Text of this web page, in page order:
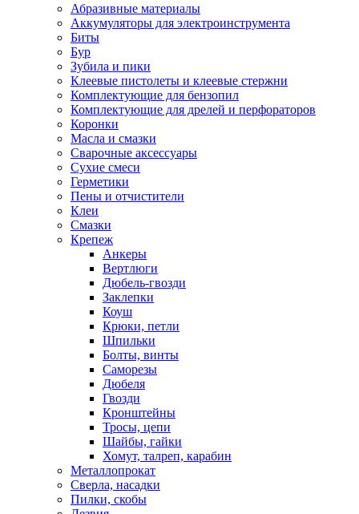
Абразивные материалы
Аккумуляторы для электроинструмента
Биты
Бур
Зубила и пики
Клеевые пистолеты и клеевые стержни
Комплектующие для бензопил
Комплектующие для дрелей и перфораторов
Коронки
Масла и смазки
Сварочные аксессуары
Сухие смеси
Герметики
Пены и отчистители
Клеи
Смазки
Крепеж
Анкеры
Вертлюги
Дюбель-гвозди
Заклепки
Коуш
Крюки, петли
Шпильки
Болты, винты
Саморезы
Дюбеля
Гвозди
Кронштейны
Тросы, цепи
Шайбы, гайки
Хомут, талреп, карабин
Металлопрокат
Сверла, насадки
Пилки, скобы